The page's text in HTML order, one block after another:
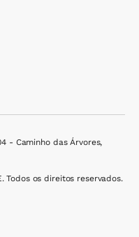
- Caminho das Árvores,
Todos os direitos reservados.